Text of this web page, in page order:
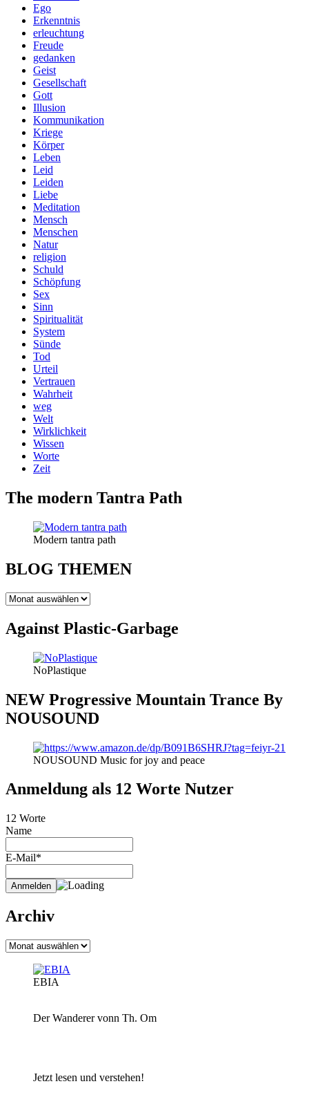
Ego
Erkenntnis
erleuchtung
Freude
gedanken
Geist
Gesellschaft
Gott
Illusion
Kommunikation
Kriege
Körper
Leben
Leid
Leiden
Liebe
Meditation
Mensch
Menschen
Natur
religion
Schuld
Schöpfung
Sex
Sinn
Spiritualität
System
Sünde
Tod
Urteil
Vertrauen
Wahrheit
weg
Welt
Wirklichkeit
Wissen
Worte
Zeit
The modern Tantra Path
Modern tantra path
BLOG THEMEN
BLOG
Against Plastic-Garbage
NoPlastique
NEW Progressive Mountain Trance By
NOUSOUND
NOUSOUND Music for joy and peace
Anmeldung als 12 Worte Nutzer
12 Worte
Name
E-Mail*
Archiv
Archiv
EBIA
Der Wanderer vonn Th. Om
Jetzt lesen und verstehen!